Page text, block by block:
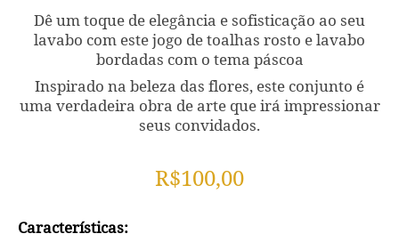
Dê um toque de elegância e sofisticação ao seu
lavabo com este jogo de toalhas rosto e lavabo
bordadas com o tema páscoa
Inspirado na beleza das flores, este conjunto é
uma verdadeira obra de arte que irá impressionar
seus convidados.
R$100,00
Características: